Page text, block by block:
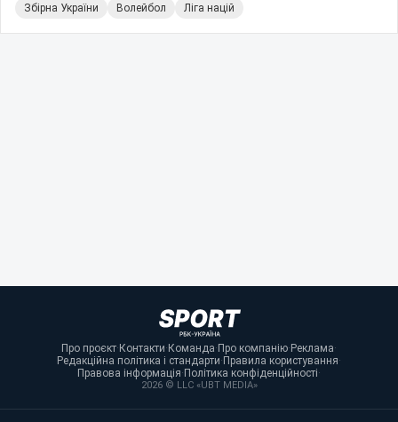
Збірна України Волейбол Ліга націй
Про проєкт·Контакти·Команда·Про компанію·Реклама·
Редакційна політика і стандарти·Правила користування·
Правова інформація·Політика конфіденційності·
2026 © LLC «UBT MEDIA»